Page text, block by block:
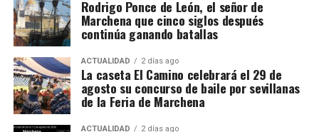
aquí donde entra en juego la figura deVasco Pereira
consultadas por France Travail ofrecen entre 12,31 y
14,50 euros brutos, dependiendo de la finca y del
trabajo realizado.
CCOO calcula unos ingresos de entre 1.900 y 2.337
euros netos mensuales, que pueden aproximarse a
2.400 euros cuando se realizan horas extraordinarias
Rodrigo Ponce de León, el señor de
Marchena que cinco siglos después
continúa ganando batallas
ACTUALIDAD 2 días ago
La caseta El Camino celebrará el 29 de
agosto su concurso de baile por sevillanas
de la Feria de Marchena
ACTUALIDAD 2 días ago